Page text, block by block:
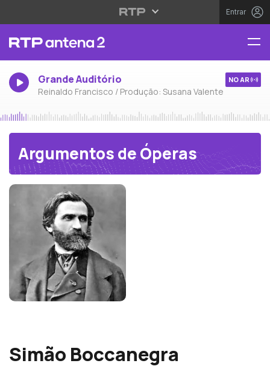
Entrar
Grande Auditório
Reinaldo Francisco / Produção: Susana Valente
NO AR
Argumentos de Óperas
Simão Boccanegra